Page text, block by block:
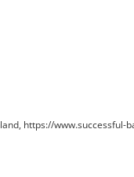
https://www.successful-